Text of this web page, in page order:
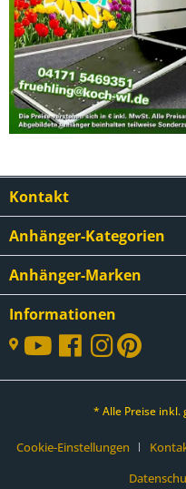
Kontakt
Anhänger-Kategorien
Anhänger-Marken
Informationen
* Alle Preise
Cookie-Einstellungen